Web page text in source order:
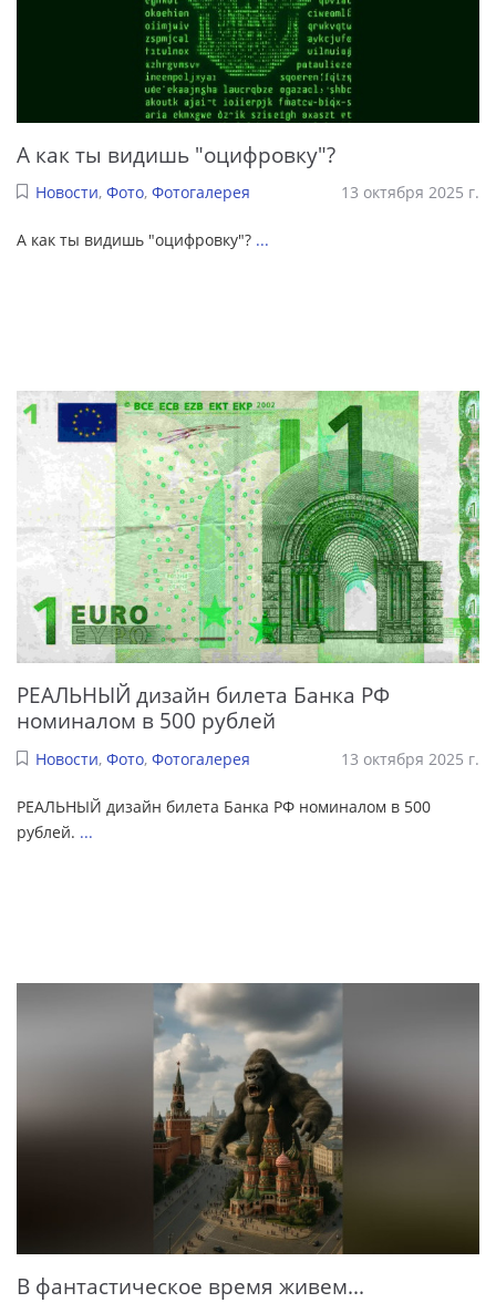
А как ты видишь "оцифровку"?
Новости, Фото, Фотогалерея 13 октября 2025 г.
А как ты видишь "оцифровку"? ...
РЕАЛЬНЫЙ дизайн билета Банка РФ
номиналом в 500 рублей
Новости, Фото, Фотогалерея 13 октября 2025 г.
РЕАЛЬНЫЙ дизайн билета Банка РФ номиналом в 500
рублей. ...
В фантастическое время живем...